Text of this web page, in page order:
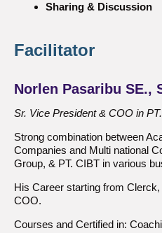
Sharing & Discussion
Facilitator
Norlen Pasaribu SE.,
Sr. Vice President & COO in
Strong combination between
Companies and Multi national
Group, & PT. CIBT in various
His Career starting from
COO.
Courses and Certified in: